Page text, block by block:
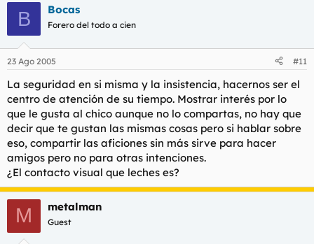
Dddde toddddos modos, muchos cuanddddo vemos a una
gatita que se nos acerca solo pensamos en lo puta que es y a
muchos esto nos da mucho asco.
B Bocas
Forero del todo a cien
23 Ago 2005 #11
La seguridad en si misma y la insistencia, hacernos ser el
centro de atención de su tiempo. Mostrar interés por lo
que le gusta al chico aunque no lo compartas, no hay que
decir que te gustan las mismas cosas pero si hablar sobre
eso, compartir las aficiones sin más sirve para hacer
amigos pero no para otras intenciones.
¿El contacto visual que leches es?
M metalman
Guest